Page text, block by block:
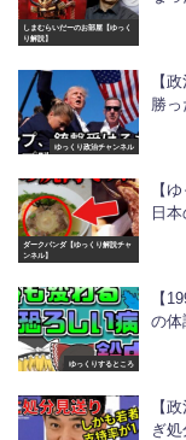
しまむらいだーのお部屋【ゆっく
り解説】
ゆっくり政治チャンネル
【
勝
ダークパンダ【ゆっくり解説チャ
ンネル】
【
日
ゆっくりするところ
【
の
【
ぎ